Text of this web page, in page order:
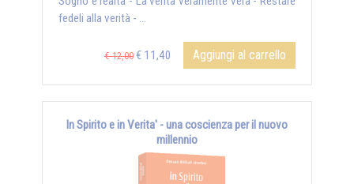
fedeli alla verità - ...
€ 12,00 € 11,40 Aggiungi al carrello
In Spirito e in Verita' - una coscienza per il nuovo
millennio